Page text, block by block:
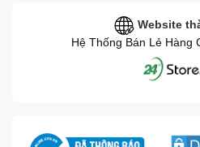
Website
Hệ Thống Bán Lẻ Hàng